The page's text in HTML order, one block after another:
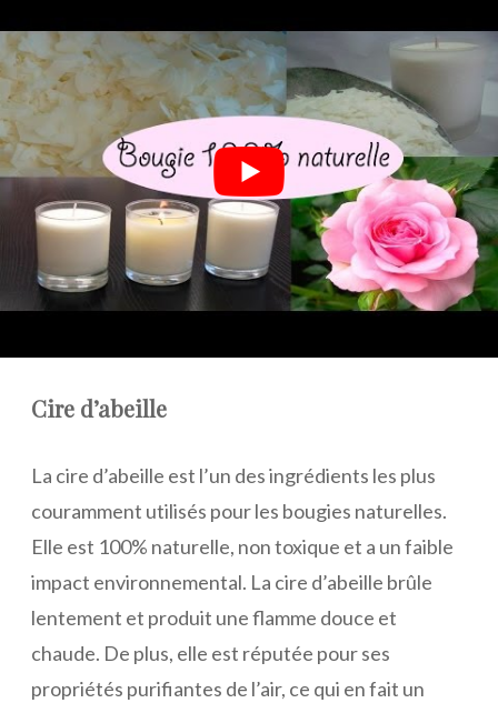
Ingrédients naturels pour des bougies
non toxiques
Les bougies sont souvent utilisées pour créer une
atmosphère chaleureuse et relaxante à la maison.
Cependant, il est important de choisir des bougies
fabriquées à partir d’ingrédients naturels pour
éviter de créer une pollution intérieure. Voici
quelques ingrédients à privilégier pour des
Cire d’abeille
La cire d’abeille est l’un des ingrédients les plus
couramment utilisés pour les bougies naturelles.
Elle est 100% naturelle, non toxique et a un faible
impact environnemental. La cire d’abeille brûle
lentement et produit une flamme douce et
chaude. De plus, elle est réputée pour ses
propriétés purifiantes de l’air, ce qui en fait un